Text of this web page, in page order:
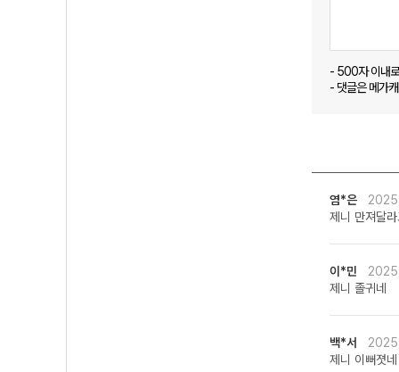
- 500자 이내
- 댓글은 메가
염*은
제니 만져달
이*민
제니 졸귀네
백*서
제니 이뻐졋